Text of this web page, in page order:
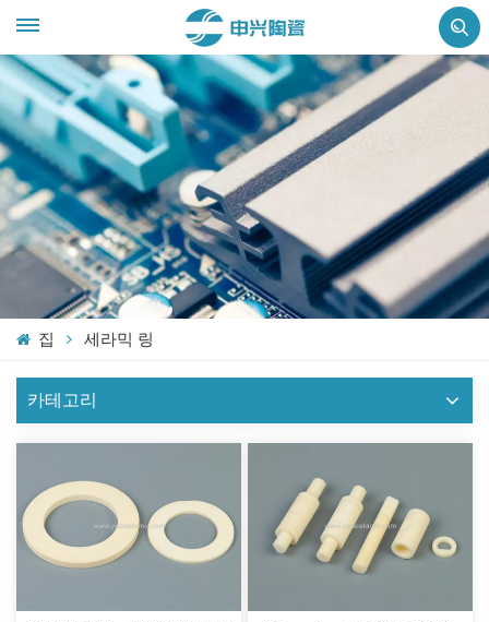
집 세라믹 링
카테고리